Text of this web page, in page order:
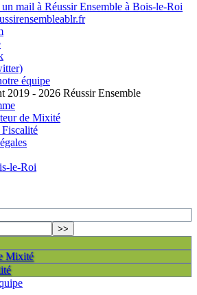
équipe
2019 - 2026 Réussir Ensemble
de Mixité
le-Roi
Mixité